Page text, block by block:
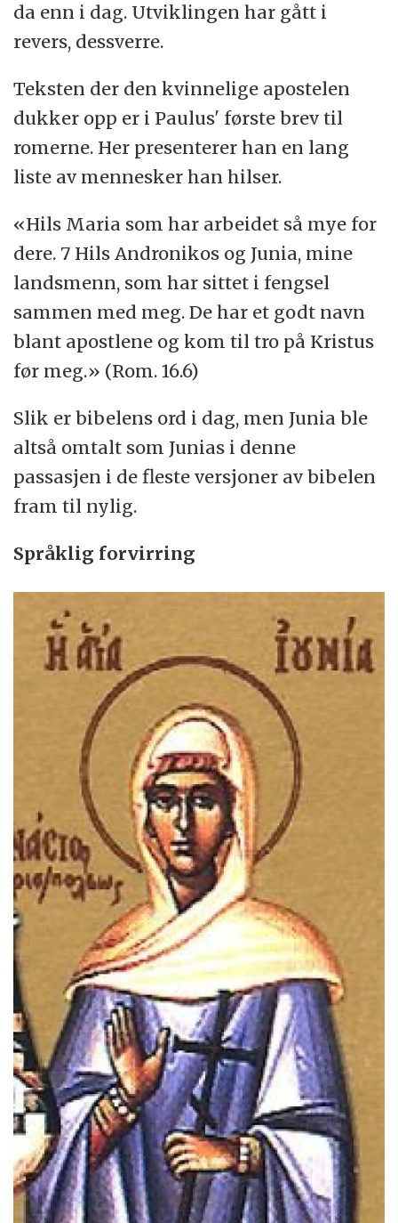
da enn i dag. Utviklingen har gått i
revers, dessverre.
Teksten der den kvinnelige apostelen
dukker opp er i Paulus' første brev til
romerne. Her presenterer han en lang
liste av mennesker han hilser.
«Hils Maria som har arbeidet så mye for
dere. 7 Hils Andronikos og Junia, mine
landsmenn, som har sittet i fengsel
sammen med meg. De har et godt navn
blant apostlene og kom til tro på Kristus
før meg.» (Rom. 16.6)
Slik er bibelens ord i dag, men Junia ble
altså omtalt som Junias i denne
passasjen i de fleste versjoner av bibelen
fram til nylig.
Språklig forvirring